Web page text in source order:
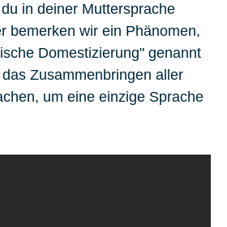
in deiner Muttersprache
bemerken wir ein Phänomen,
Domestizierung" genannt
Zusammenbringen aller
um eine einzige Sprache